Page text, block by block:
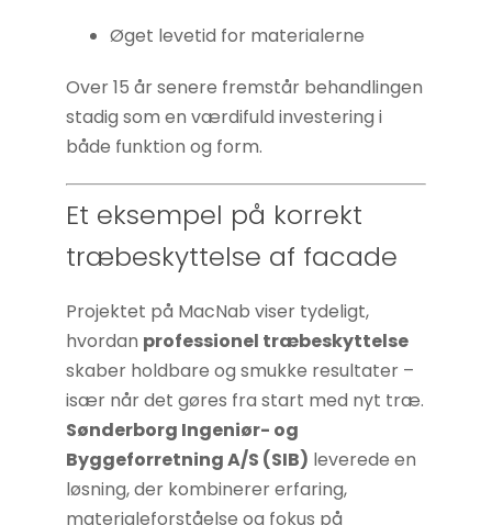
Øget levetid for materialerne
Over 15 år senere fremstår behandlingen
stadig som en værdifuld investering i
både funktion og form.
Et eksempel på korrekt
træbeskyttelse af facade
Projektet på MacNab viser tydeligt,
hvordan professionel træbeskyttelse
skaber holdbare og smukke resultater –
især når det gøres fra start med nyt træ.
Sønderborg Ingeniør- og
Byggeforretning A/S (SIB) leverede en
løsning, der kombinerer erfaring,
materialeforståelse og fokus på